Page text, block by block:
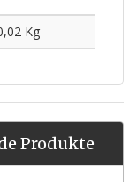
Kg
Produkte